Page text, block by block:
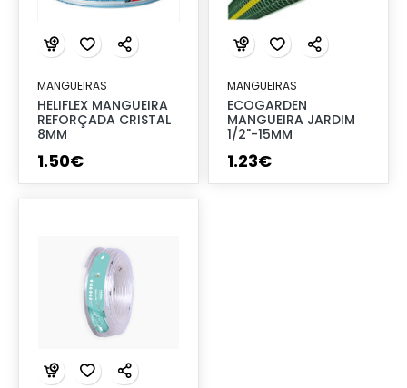
MANGUEIRAS
HELIFLEX MANGUEIRA
REFORÇADA CRISTAL
8MM
1.50€
MANGUEIRAS
ECOGARDEN
MANGUEIRA JARDIM
1/2"-15MM
1.23€